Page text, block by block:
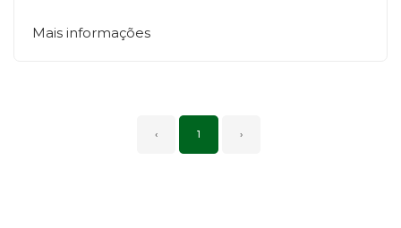
Mais informações
‹ 1 ›